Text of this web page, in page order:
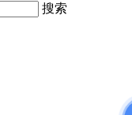
搜索